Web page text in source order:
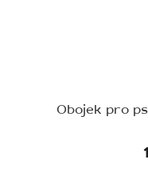
Obojek pro